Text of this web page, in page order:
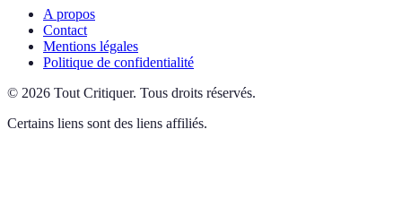
A propos
Contact
Mentions légales
Politique de confidentialité
© 2026 Tout Critiquer. Tous droits réservés.
Certains liens sont des liens affiliés.